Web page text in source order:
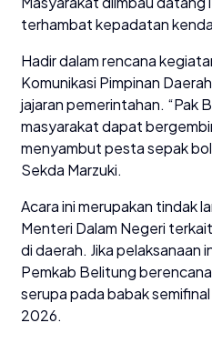
terhambat kepadatan
Hadir dalam rencana
Komunikasi Pimpinan
jajaran pemerintahan. “Pak
masyarakat dapat
menyambut pesta sepak
Sekda Marzuki.
Acara ini merupakan tindak
Menteri Dalam Negeri
di daerah. Jika pelaksanaan
Pemkab Belitung
serupa pada babak
2026.